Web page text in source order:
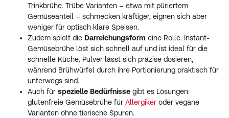
Trinkbrühe. Trübe Varianten – etwa mit püriertem
Gemüseanteil – schmecken kräftiger, eignen sich aber
weniger für optisch klare Speisen.
Zudem spielt die Darreichungsform eine Rolle. Instant-
Gemüsebrühe löst sich schnell auf und ist ideal für die
schnelle Küche. Pulver lässt sich präzise dosieren,
während Brühwürfel durch ihre Portionierung praktisch für
unterwegs sind.
Auch für spezielle Bedürfnisse gibt es Lösungen:
glutenfreie Gemüsebrühe für Allergiker oder vegane
Varianten ohne tierische Spuren.